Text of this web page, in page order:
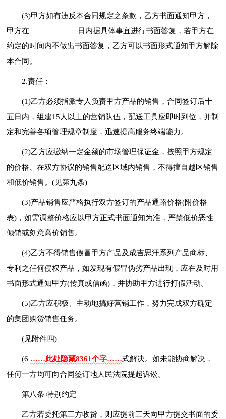
(3)甲方如有违反本合同规定之条款，乙方书面通知甲方，
甲方在____________日内据具体事宜进行书面答复，若甲方在
约定的时间内不做出书面答复，乙方可以书面形式通知甲方解除
本合同。
2.责任：
(1)乙方必须指派专人负责甲方产品的销售，合同签订后十
五日内，组建15人以上的营销队伍，配送工具应即时到位，并制
定和完善各项管理规章制度，迅速提高服务终端能力。
(2)乙方应缴纳一定金额的市场管理保证金，按照甲方规定
的价格、在双方协议的销售配送区域内销售，不得擅自越区销售
和低价销售。(见第九条)
(3)产品销售应严格执行双方签订的产品通路价格(附价格
表)，如需调整价格应以甲方正式书面通知为准，严禁低价恶性
倾销或刻意高价销售。
(4)乙方不得销售假冒甲方产品及成吉思汗系列产品商标、
专利之任何侵权产品，如发现有假冒伪劣产品出现，应在及时用
书面形式通知甲方(传真或信函)，并协助甲方进行打假活动。
(5)乙方应积极、主动地搞好营销工作，努力完成双方确定
的集团购货销售任务。
(见附件四)
(6 ……此处隐藏8361个字……式解决。如未能协商解决，
任何一方均可向合同签订地人民法院提起诉讼。
第八条 特别约定
乙方若委托第三方收货，则应提前三天向甲方提交书面的委